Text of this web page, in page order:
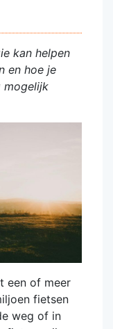
kan helpen
en hoe je
mogelijk
een of meer
fietsen
weg of in